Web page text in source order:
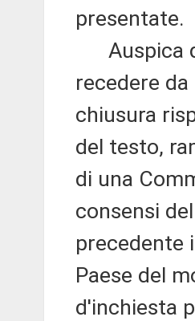
presentate.
Auspica
recedere
chiusura
del testo,
di una
consensi
precedente
Paese del
d'inchiesta